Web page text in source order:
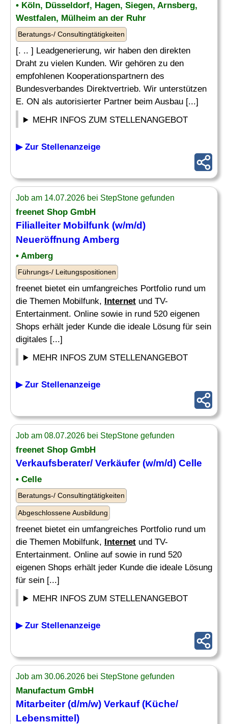
• Köln, Düsseldorf, Hagen, Siegen, Arnsberg,
Westfalen, Mülheim an der Ruhr
Beratungs-/ Consultingtätigkeiten
[. .. ] Leadgenerierung, wir haben den direkten
Draht zu vielen Kunden. Wir gehören zu den
empfohlenen Kooperationspartnern des
Bundesverbandes Direktvertrieb. Wir unterstützen
E. ON als autorisierter Partner beim Ausbau [...]
MEHR INFOS ZUM STELLENANGEBOT
▶ Zur Stellenanzeige
Job am 14.07.2026 bei StepStone gefunden
freenet Shop GmbH
Filialleiter Mobilfunk (w/m/d)
Neueröffnung Amberg
• Amberg
Führungs-/ Leitungspositionen
freenet bietet ein umfangreiches Portfolio rund um
die Themen Mobilfunk, Internet und TV-
Entertainment. Online sowie in rund 520 eigenen
Shops erhält jeder Kunde die ideale Lösung für sein
digitales [...]
MEHR INFOS ZUM STELLENANGEBOT
▶ Zur Stellenanzeige
Job am 08.07.2026 bei StepStone gefunden
freenet Shop GmbH
Verkaufsberater/ Verkäufer (w/m/d) Celle
• Celle
Beratungs-/ Consultingtätigkeiten
Abgeschlossene Ausbildung
freenet bietet ein umfangreiches Portfolio rund um
die Themen Mobilfunk, Internet und TV-
Entertainment. Online auf sowie in rund 520
eigenen Shops erhält jeder Kunde die ideale Lösung
für sein [...]
MEHR INFOS ZUM STELLENANGEBOT
▶ Zur Stellenanzeige
Job am 30.06.2026 bei StepStone gefunden
Manufactum GmbH
Mitarbeiter (d/m/w) Verkauf (Küche/
Lebensmittel)